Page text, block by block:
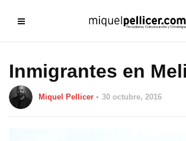
Inmigrantes en
Miquel Pellicer 30 octubre, 2016